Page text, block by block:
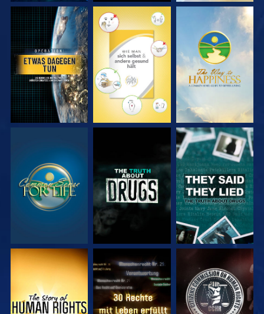
ANSEHEN ANSEHEN ANSEHEN
ANSEHEN ANSEHEN ANSEHEN
ANSEHEN ANSEHEN ANSEHEN